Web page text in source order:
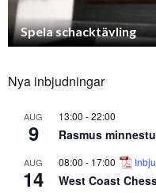
Spela schacktävling
Nya inbjudningar
AUG
9
13:00 -22:00
Rasmus
AUG
14
08:00 - 17:00
West Coast